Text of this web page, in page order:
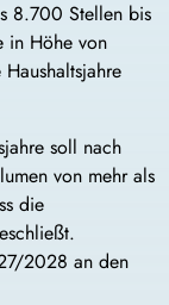
8.700 Stellen bis
in Höhe von
soll nach
von mehr als
die
2028 an den